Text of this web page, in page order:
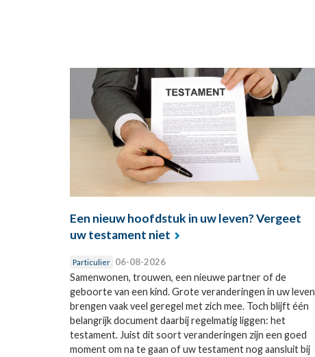
Een nieuw hoofdstuk in uw leven? Vergeet
uw testament niet
Particulier 06-08-2026
Samenwonen, trouwen, een nieuwe partner of de
geboorte van een kind. Grote veranderingen in uw leven
brengen vaak veel geregel met zich mee. Toch blijft één
belangrijk document daarbij regelmatig liggen: het
testament. Juist dit soort veranderingen zijn een goed
moment om na te gaan of uw testament nog aansluit bij